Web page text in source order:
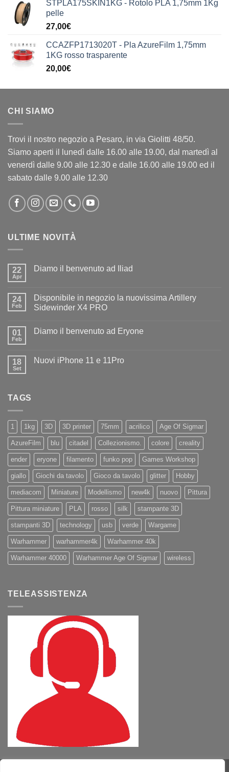
STPLA175SKIN1KG - Rotolo PLA 1,75mm 1Kg
pelle
27,00€
CCAZFP1713020T - Pla AzureFilm 1,75mm
1KG rosso trasparente
20,00€
CHI SIAMO
Trovi il nostro negozio a Pesaro, in via Giolitti 48/50.
Siamo aperti il lunedì dalle 16.00 alle 19.00, dal martedì al
venerdì dalle 9.00 alle 12.30 e dalle 16.00 alle 19.00 ed il
sabato dalle 9.00 alle 12.30
ULTIME NOVITÀ
22
Apr
Diamo il benvenuto ad Iliad
Diamo
il
benvenuto
24
Feb
Disponibile in negozio la nuovissima Artillery
Sidewinder X4 PRO
su
la
nuovissima
01
Feb
Diamo il benvenuto ad Eryone
Diamo
18
Set
Nuovi iPhone 11 e 11Pro
TAGS
1 1kg 3D 3D printer 75mm acrilico Age Of Sigmar
AzureFilm blu citadel Collezionismo. colore creality
ender eryone filamento funko pop Games Workshop
giallo Giochi da tavolo Gioco da tavolo glitter Hobby
mediacom Miniature Modellismo new4k nuovo Pittura
Pittura miniature PLA rosso silk stampante 3D
stampanti 3D technology usb verde Wargame
Warhammer warhammer4k Warhammer 40k
Warhammer 40000 Warhammer Age Of Sigmar wireless
TELEASSISTENZA